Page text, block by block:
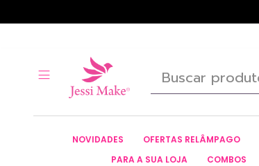
NOVIDADES OFERTAS RELÂMPAGO
PARA A SUA LOJA
COMBOS